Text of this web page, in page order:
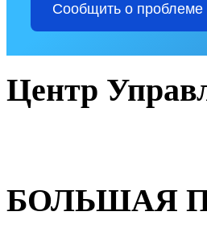
Сообщить о проблеме
Центр
БОЛЬШАЯ